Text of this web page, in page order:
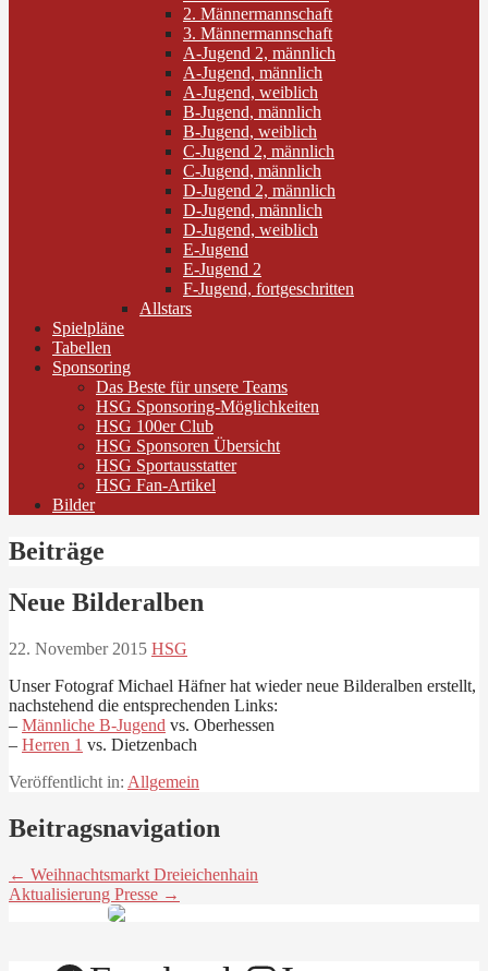
2. Männermannschaft
3. Männermannschaft
A-Jugend 2, männlich
A-Jugend, männlich
A-Jugend, weiblich
B-Jugend, männlich
B-Jugend, weiblich
C-Jugend 2, männlich
C-Jugend, männlich
D-Jugend 2, männlich
D-Jugend, männlich
D-Jugend, weiblich
E-Jugend
E-Jugend 2
F-Jugend, fortgeschritten
Allstars
Spielpläne
Tabellen
Sponsoring
Das Beste für unsere Teams
HSG Sponsoring-Möglichkeiten
HSG 100er Club
HSG Sponsoren Übersicht
HSG Sportausstatter
HSG Fan-Artikel
Bilder
Beiträge
Neue Bilderalben
22. November 2015 HSG
Unser Fotograf Michael Häfner hat wieder neue Bilderalben erstellt,
nachstehend die entsprechenden Links:
– Männliche B-Jugend vs. Oberhessen
– Herren 1 vs. Dietzenbach
Veröffentlicht in: Allgemein
Beitragsnavigation
← Weihnachtsmarkt Dreieichenhain
Aktualisierung Presse →